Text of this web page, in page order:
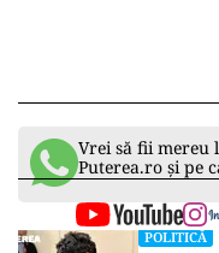
Vrei să fii mereu
Puterea.ro și pe
POLITICĂ